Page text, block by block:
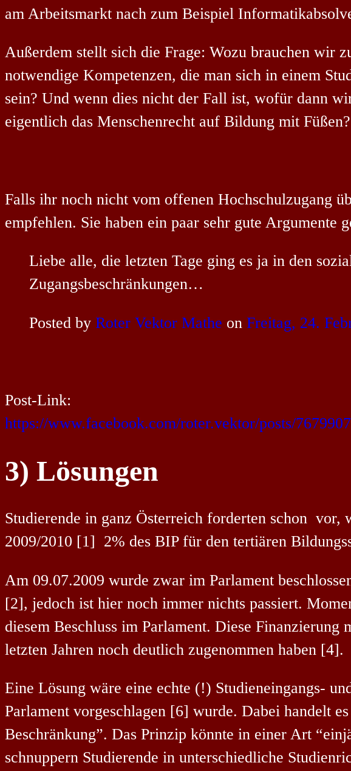
am Arbeitsmarkt nach zum Beispiel
Außerdem stellt sich die Frage: Wozu brauchen wir
notwendige Kompetenzen, die man sich in einem
sein? Und wenn dies nicht der Fall ist, wofür dann
eigentlich das Menschenrecht auf Bildung mit Füßen?
Falls ihr noch nicht vom offenen Hochschulzugang
empfehlen. Sie haben ein paar sehr gute Argumente
Liebe alle, die letzten Tage ging es ja in den
Zugangsbeschränkungen…
Posted by Roter Vektor Mathe on Freitag, 24.
Post-Link:
https://www.facebook.com/roter.vektor/posts/
3) Lösungen
Studierende in ganz Österreich forderten schon vor,
2009/2010 [1] 2% des BIP für den tertiären
Am 09.07.2009 wurde zwar im Parlament
[2], jedoch ist hier noch immer nichts passiert.
diesem Beschluss im Parlament. Diese
letzten Jahren noch deutlich zugenommen haben [4].
Eine Lösung wäre eine echte (!) Studieneingangs-
Parlament vorgeschlagen [6] wurde. Dabei handelt
Beschränkung”. Das Prinzip könnte in einer Art
schnuppern Studierende in unterschiedliche